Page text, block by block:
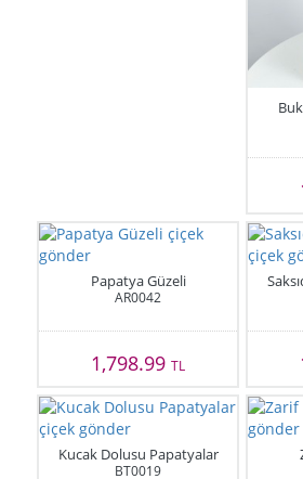
Papatya Güzeli
AR0042
1,798.99TL
Kucak Dolusu Papatyalar
BT0019